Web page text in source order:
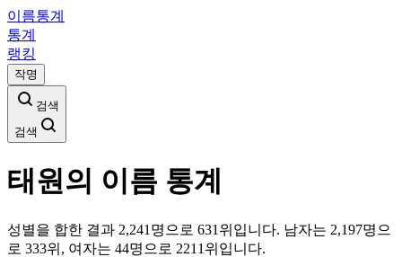
이름통계
통계
랭킹
작명
검색
검색
태원의 이름 통계
성별을 합한 결과 2,241명으로 631위입니다. 남자는 2,197명으
로 333위, 여자는 44명으로 2211위입니다.